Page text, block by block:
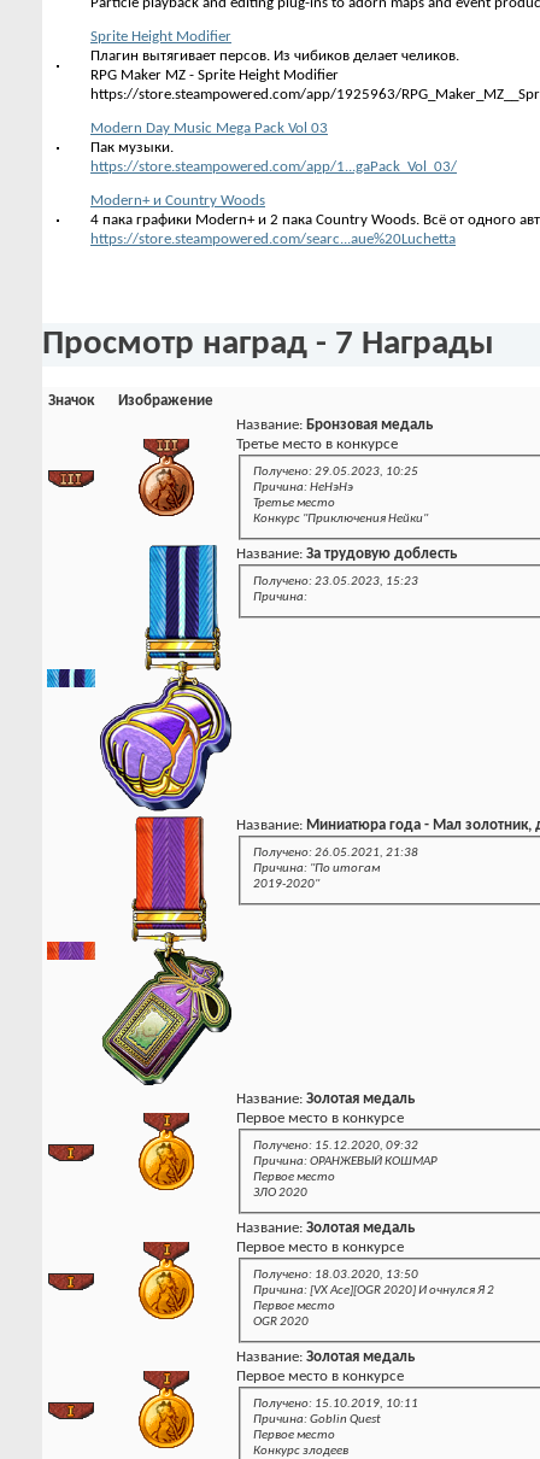
Particle playback and editing plug-ins to adorn maps and event
Sprite Height Modifier
Плагин вытягивает персов. Из чибиков делает челиков.
RPG Maker MZ - Sprite Height Modifier
https://store.steampowered.com/app/1925963/
Modern Day Music Mega Pack Vol 03
Пак музыки.
https://store.steampowered.com/app/1...gaPack_Vol_03/
Modern+ и Country Woods
4 пака графики Modern+ и 2 пака Country Woods. Всё от одного
https://store.steampowered.com/searc...aue%20Luchetta
Просмотр наград - 7 Награды
Значок
Изображение
Название: Бронзовая медаль
Третье место в конкурсе
Получено: 29.05.2023, 10:25
Причина: НеНэНэ
Третье место
Конкурс "Приключения Нейки"
Название: За трудовую доблесть
Получено: 23.05.2023, 15:23
Причина:
Название: Миниатюра года - Мал золотник,
Получено: 26.05.2021, 21:38
Причина: "По итогам
2019-2020"
Название: Золотая медаль
Первое место в конкурсе
Получено: 15.12.2020, 09:32
Причина: ОРАНЖЕВЫЙ КОШМАР
Первое место
ЗЛО 2020
Название: Золотая медаль
Первое место в конкурсе
Получено: 18.03.2020, 13:50
Причина: [VX Ace][OGR 2020] И очнулся Я 2
Первое место
OGR 2020
Название: Золотая медаль
Первое место в конкурсе
Получено: 15.10.2019, 10:11
Причина: Goblin Quest
Первое место
Конкурс злодеев